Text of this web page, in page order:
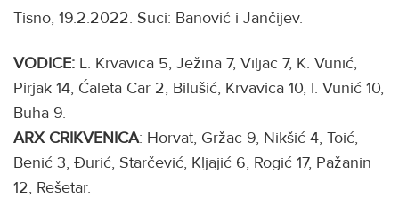
Tisno, 19.2.2022. Suci: Banović i Jančijev.
VODICE: L. Krvavica 5, Ježina 7, Viljac 7, K. Vunić,
Pirjak 14, Ćaleta Car 2, Bilušić, Krvavica 10, I. Vunić 10,
Buha 9.
ARX CRIKVENICA: Horvat, Gržac 9, Nikšić 4, Toić,
Benić 3, Đurić, Starčević, Kljajić 6, Rogić 17, Pažanin
12, Rešetar.